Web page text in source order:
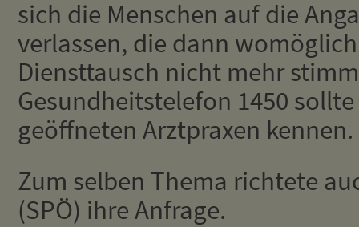
sich die Menschen auf die
verlassen, die dann
Diensttausch nicht mehr
Gesundheitstelefon 1450
geöffneten Arztpraxen kennen.
Zum selben Thema richtete
(SPÖ) ihre Anfrage.